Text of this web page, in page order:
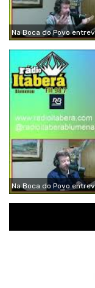
Na Boca do Povo
Na Boca do Povo